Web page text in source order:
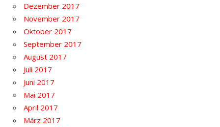
Dezember 2017
November 2017
Oktober 2017
September 2017
August 2017
Juli 2017
Juni 2017
Mai 2017
April 2017
März 2017